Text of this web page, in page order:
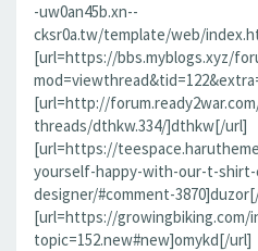
-uw0an45b.xn--
cksr0a.tw/template/web/
[url=https://bbs.myblogs.xyz/
[url=http://
threads/dthkw.334/]dthkw[/url]
[url=https://
yourself-happy-with-our-t-
designer/#comment-
[url=https://growingbiking.com/
topic=152.new#new]omykd[/url]